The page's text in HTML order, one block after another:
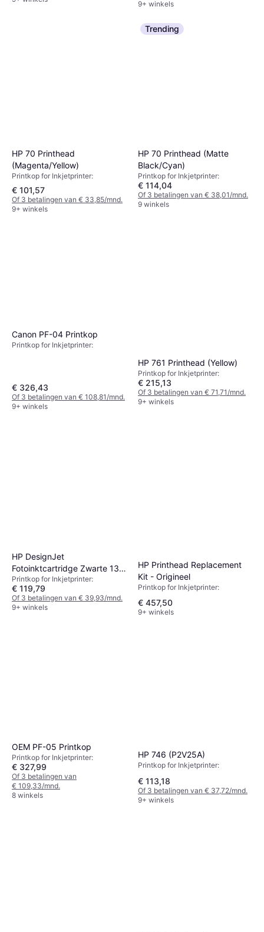
9+ winkels
HP 70 Printhead
(Magenta/Yellow)
Printkop for Inkjetprinter:
€ 101,57
Of 3 betalingen van € 33,85/mnd.
9+ winkels
Trending
HP 70 Printhead (Matte
Black/Cyan)
Printkop for Inkjetprinter:
€ 114,04
Of 3 betalingen van € 38,01/mnd.
9 winkels
Canon PF-04 Printkop
Printkop for Inkjetprinter:
€ 326,43
Of 3 betalingen van € 108,81/mnd.
9+ winkels
HP 761 Printhead (Yellow)
Printkop for Inkjetprinter:
€ 215,13
Of 3 betalingen van € 71,71/mnd.
9+ winkels
HP DesignJet
Fotoinktcartridge Zwarte 130
ml
Printkop for Inkjetprinter:
€ 119,79
Of 3 betalingen van € 39,93/mnd.
9+ winkels
HP Printhead Replacement
Kit - Origineel
Printkop for Inkjetprinter:
€ 457,50
9+ winkels
OEM PF-05 Printkop
Printkop for Inkjetprinter:
€ 327,99
Of 3 betalingen van
€ 109,33/mnd.
8 winkels
HP 746 (P2V25A)
Printkop for Inkjetprinter:
€ 113,18
Of 3 betalingen van € 37,72/mnd.
9+ winkels